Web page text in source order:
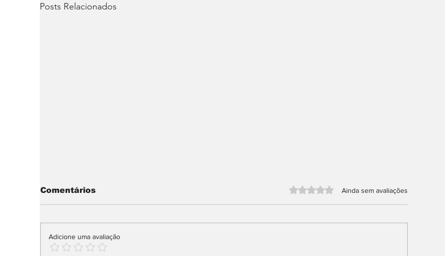
Posts Relacionados
Comentários Avaliado com 0 de 5 estrelas.
Ainda sem avaliações
Adicione uma avaliação